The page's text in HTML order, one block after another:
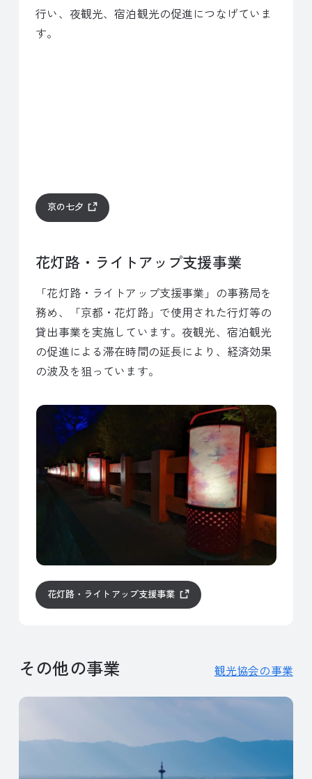
行い、夜観光、宿泊観光の促進につなげていま
す。
京の七夕
花灯路・ライトアップ支援事業
「花灯路・ライトアップ支援事業」の事務局を
務め、「京都・花灯路」で使用された行灯等の
貸出事業を実施しています。夜観光、宿泊観光
の促進による滞在時間の延長により、経済効果
の波及を狙っています。
花灯路・ライトアップ支援事業
その他の事業 観光協会の事業